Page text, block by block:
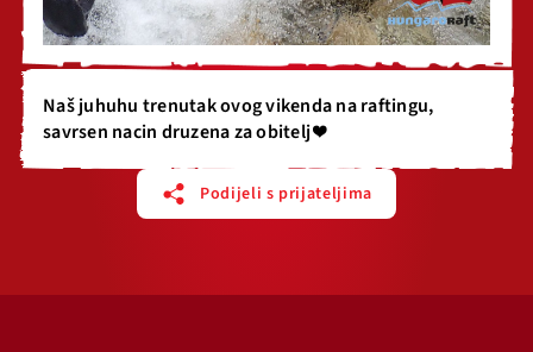
Naš juhuhu trenutak ovog vikenda na raftingu,
savrsen nacin druzena za obitelj ❤️
Podijeli s prijateljima